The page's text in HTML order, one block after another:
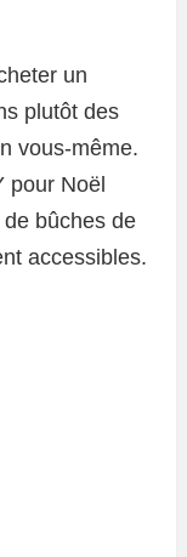
un
plutôt des
vous-même.
pour Noël
bûches de
accessibles.